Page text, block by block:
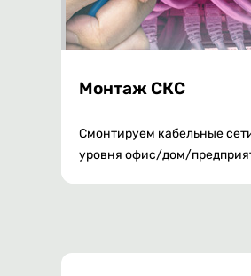
Монтаж СКС
Смонтируем кабельные
уровня офис/дом/